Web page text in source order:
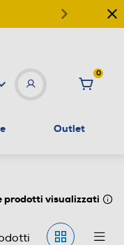
0
Outlet
prodotti visualizzati